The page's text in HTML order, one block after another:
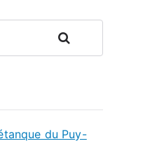
Rechercher
du Puy-